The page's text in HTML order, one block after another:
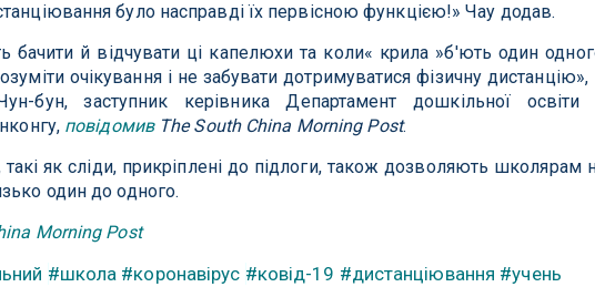
було насправді їх первісною функцією!» Чау додав.
бачити й відчувати ці капелюхи та коли« крила »б'ють один
очікування і не забувати дотримуватися фізичну
бун, заступник керівника Департамент дошкільної освіти
повідомив The South China Morning Post.
такі як сліди, прикріплені до підлоги, також дозволяють школярам
один до одного.
Morning Post
#школа #коронавірус #ковід-19 #дистанціювання #учень